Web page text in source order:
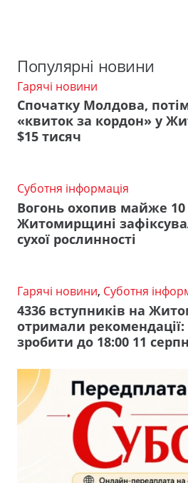
Популярні новини
Гарячі новини
Спочатку Молдова,
«квиток за кордон» у
$15 тисяч
Суботня інформація
Вогонь охопив майже 10
Житомирщині
сухої рослинності
Гарячі новини, Суботня
4336 вступників на
отримали
зробити до 18:00 11